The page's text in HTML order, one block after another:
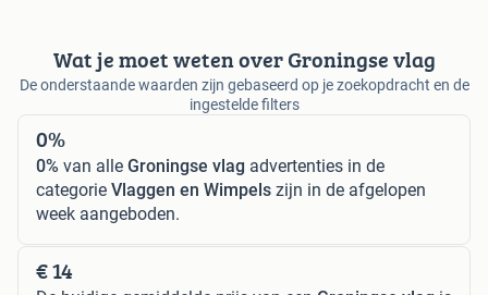
Wat je moet weten over Groningse vlag
De onderstaande waarden zijn gebaseerd op je zoekopdracht en de
ingestelde filters
0%
0% van alle Groningse vlag advertenties in de
categorie Vlaggen en Wimpels zijn in de afgelopen
week aangeboden.
€ 14